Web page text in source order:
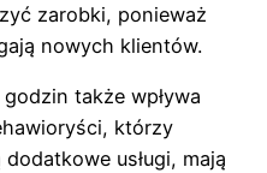
zarobki, ponieważ
nowych klientów.
także wpływa
którzy
usługi, mają